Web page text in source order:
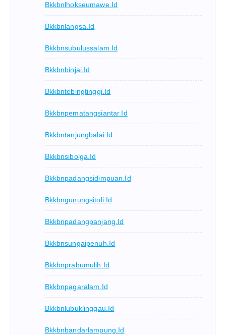
Bkkbnlhokseumawe.id
Bkkbnlangsa.id
Bkkbnsubulussalam.id
Bkkbnbinjai.id
Bkkbntebingtinggi.id
Bkkbnpematangsiantar.id
Bkkbntanjungbalai.id
Bkkbnsibolga.id
Bkkbnpadangsidimpuan.id
Bkkbngunungsitoli.id
Bkkbnpadangpanjang.id
Bkkbnsungaipenuh.id
Bkkbnprabumulih.id
Bkkbnpagaralam.id
Bkkbnlubuklinggau.id
Bkkbnbandarlampung.id